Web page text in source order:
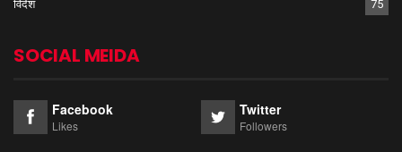
विदेश 75
SOCIAL MEIDA
Facebook
Likes
Twitter
Followers